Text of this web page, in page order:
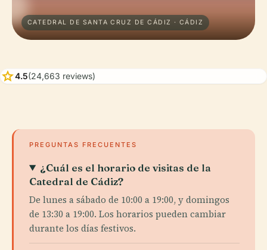
CATEDRAL DE SANTA CRUZ DE CÁDIZ · CÁDIZ
star4.5(24,663 reviews)
PREGUNTAS FRECUENTES
¿Cuál es el horario de visitas de la
Catedral de Cádiz?
De lunes a sábado de 10:00 a 19:00, y domingos
de 13:30 a 19:00. Los horarios pueden cambiar
durante los días festivos.